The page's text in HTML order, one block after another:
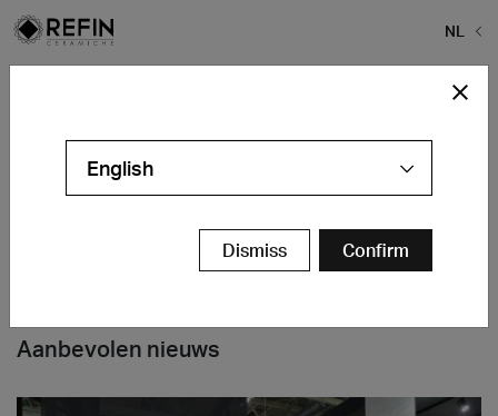
NL
Aanbevolen nieuws
English
Dismiss Confirm